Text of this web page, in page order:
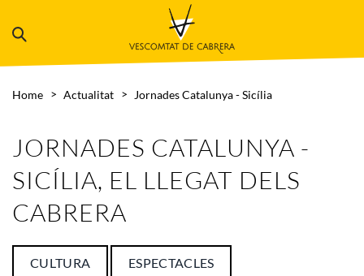
Home Actualitat Jornades Catalunya - Sicília
JORNADES CATALUNYA -
SICÍLIA, EL LLEGAT DELS
CABRERA
CULTURA ESPECTACLES